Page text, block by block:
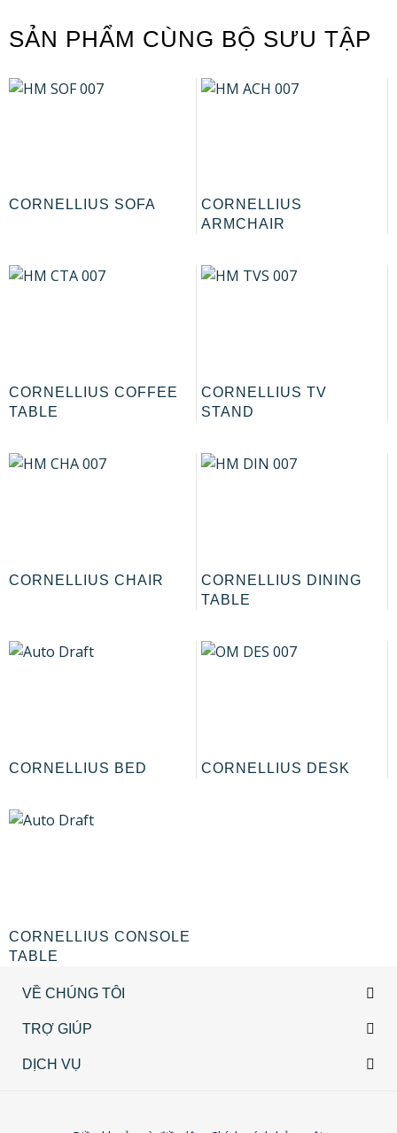
SẢN PHẨM CÙNG BỘ SƯU TẬP
CORNELLIUS SOFA
CORNELLIUS
ARMCHAIR
CORNELLIUS COFFEE
TABLE
CORNELLIUS TV
STAND
CORNELLIUS CHAIR
CORNELLIUS DINING
TABLE
CORNELLIUS BED CORNELLIUS DESK
CORNELLIUS CONSOLE
TABLE
VỀ CHÚNG TÔI
TRỢ GIÚP
DỊCH VỤ